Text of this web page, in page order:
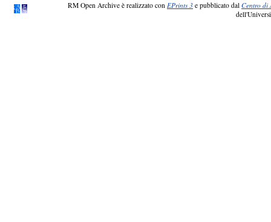
RM Open Archive è realizzato con EPrints 3 e pubblicato dal Centro di